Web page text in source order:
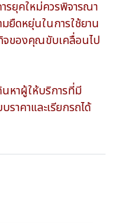
รยุคใหม่ควรพิจารณา
ยืดหยุ่นในการใช้ยาน
จของคุณขับเคลื่อนไป
หาผู้ให้บริการที่มี
าคาและเรียกรถได้